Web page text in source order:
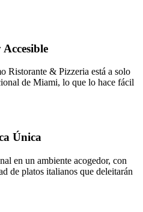
Ristorante & Pizzeria está a solo
de Miami, lo que lo hace fácil
Única
en un ambiente acogedor, con
de platos italianos que deleitarán